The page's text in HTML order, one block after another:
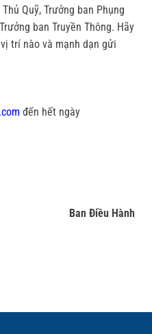
Quỹ, Trưởng ban Phụng
ban Truyền Thông. Hãy
trí nào và mạnh dạn gửi
đến hết ngày
Ban Điều Hành